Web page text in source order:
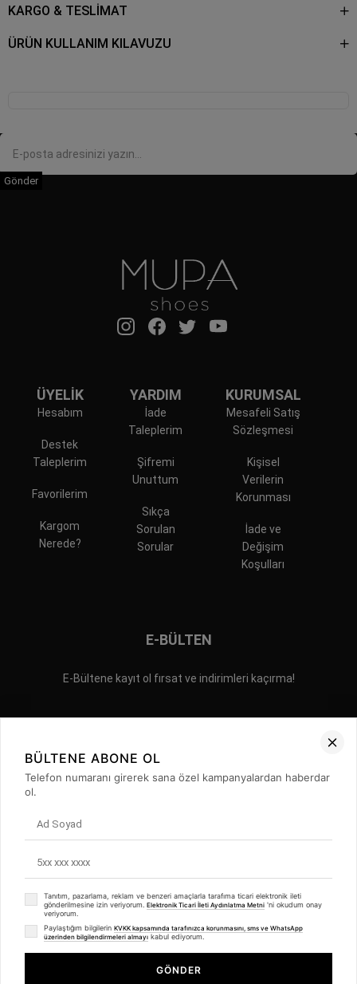
KARGO & TESLİMAT
ÜRÜN KULLANIM KILAVUZU
Gönder
ÜYELİK
Hesabım
Destek
Taleplerim
Favorilerim
Kargom
Nerede?
YARDIM
İade
Taleplerim
Şifremi
Unuttum
Sıkça
Sorulan
Sorular
KURUMSAL
Mesafeli Satış
Sözleşmesi
Kişisel
Verilerin
Korunması
İade ve
Değişim
Koşulları
E-BÜLTEN
E-Bültene kayıt ol fırsat ve indirimleri kaçırma!
ŞİRKETİ Tüm Hakları Saklıdır.
BÜLTENE ABONE OL
Telefon numaranı girerek sana özel kampanyalardan haberdar
ol.
Tanıtım, pazarlama, reklam ve benzeri amaçlarla tarafıma ticari elektronik ileti
gönderilmesine izin veriyorum. Elektronik Ticari İleti Aydınlatma Metni 'ni okudum onay
veriyorum.
Paylaştığım bilgilerin KVKK kapsamında tarafınızca korunmasını, sms ve WhatsApp
üzerinden bilgilendirmeleri almayı kabul ediyorum.
GÖNDER